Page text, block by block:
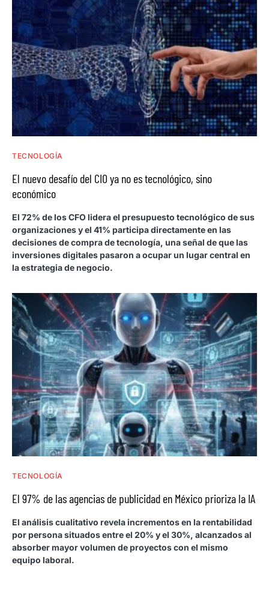
TECNOLOGÍA
El nuevo desafío del CIO ya no es tecnológico, sino
económico
El 72% de los CFO lidera el presupuesto tecnológico de sus
organizaciones y el 41% participa directamente en las
decisiones de compra de tecnología, una señal de que las
inversiones digitales pasaron a ocupar un lugar central en
la estrategia de negocio.
TECNOLOGÍA
El 97% de las agencias de publicidad en México prioriza la IA
El análisis cualitativo revela incrementos en la rentabilidad
por persona situados entre el 20% y el 30%, alcanzados al
absorber mayor volumen de proyectos con el mismo
equipo laboral.